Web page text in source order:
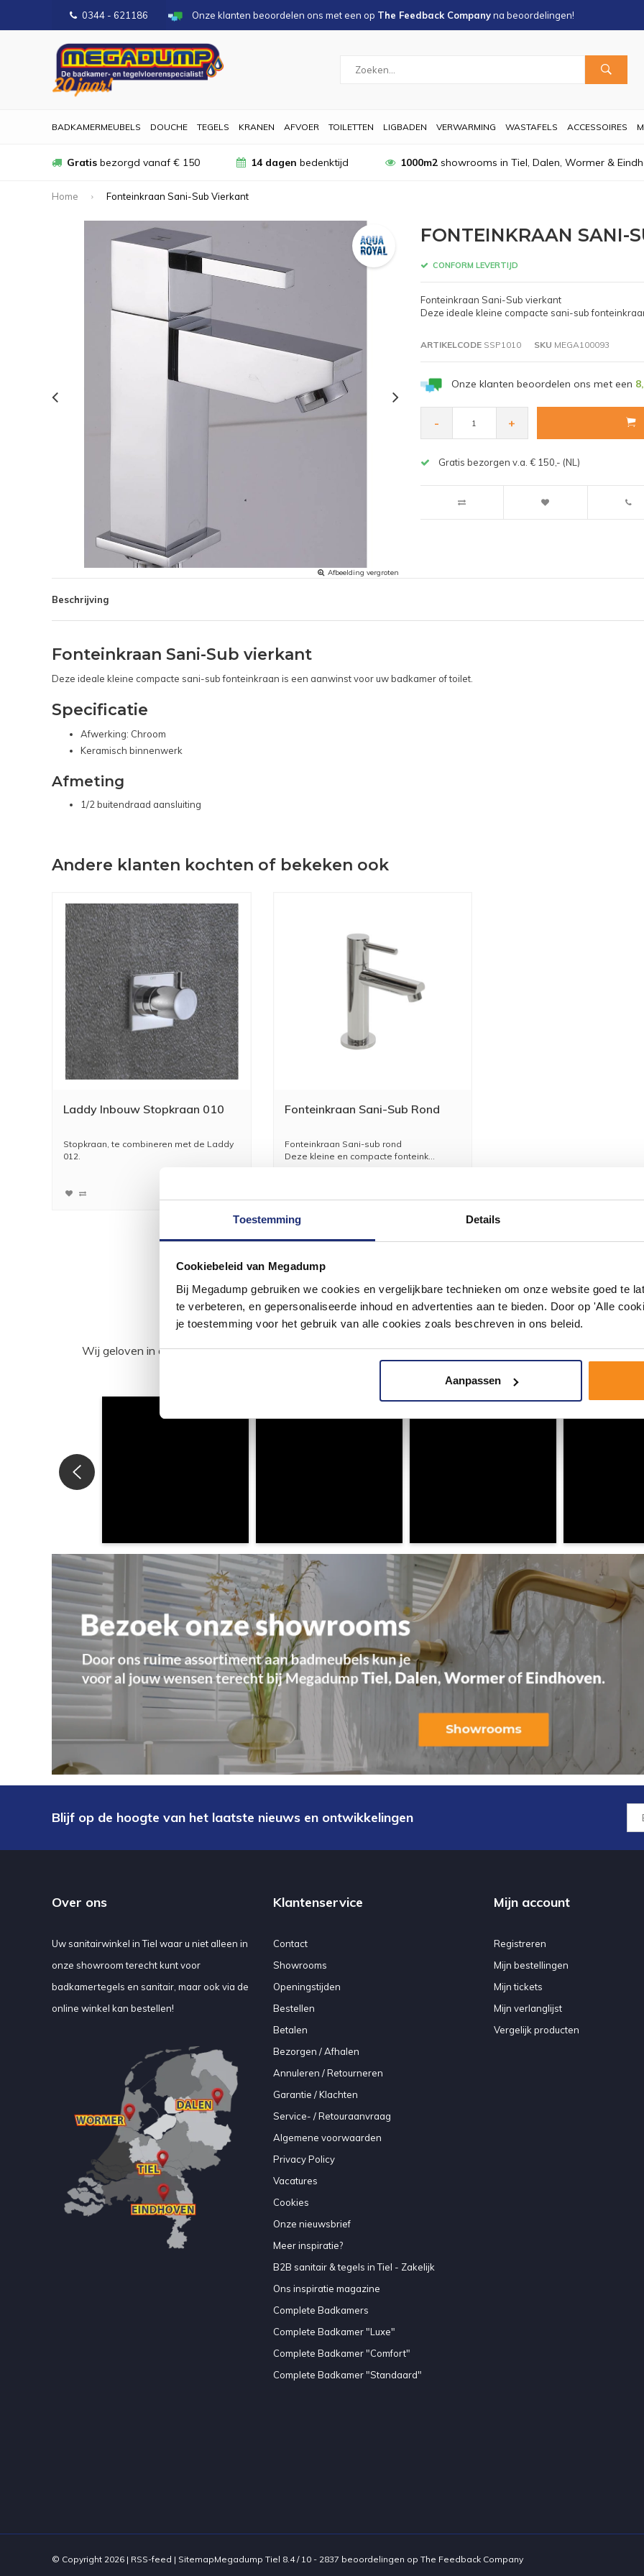
Toestemming Details
Cookiebeleid van Megadump
Bij Megadump gebruiken we cookies en vergelijkbare technieken om onze website goed te
te verbeteren, en gepersonaliseerde inhoud en advertenties aan te bieden. Door op 'Alle
je toestemming voor het gebruik van alle cookies zoals beschreven in ons beleid.
Aanpassen
0344 - 621186 Onze klanten beoordelen ons met een op The Feedback Companyna beoordelingen!
BADKAMERMEUBELS DOUCHE TEGELS KRANEN AFVOER TOILETTEN LIGBADEN VERWARMING WASTAFELS ACCESSOIRES
Gratis bezorgd vanaf € 150 14 dagen bedenktijd 1000m2showrooms in Tiel, Dalen, Wormer &
Home Fonteinkraan Sani-Sub Vierkant
Afbeelding vergroten
FONTEINKRAAN SANI-
CONFORM LEVERTIJD
Fonteinkraan Sani-Sub vierkant
Deze ideale kleine compacte sani-sub
ARTIKELCODESSP1010 SKU MEGA100093
Onze klanten beoordelen ons met een
- +
Gratis bezorgen v.a. € 150,- (NL)
Beschrijving
Fonteinkraan Sani-Sub vierkant
Deze ideale kleine compacte sani-sub fonteinkraan is een aanwinst voor uw badkamer of toilet.
Specificatie
Afwerking: Chroom
Keramisch binnenwerk
Afmeting
1/2 buitendraad aansluiting
Andere klanten kochten of bekeken ook
Laddy Inbouw Stopkraan 010
Stopkraan, te combineren met de Laddy
012.
Fonteinkraan Sani-Sub Rond
Fonteinkraan Sani-sub rond
Deze kleine en compacte fonteink...
#mijndroombadkamer
Wij geloven in de kracht van delen. Deel jouw badkamer op Instagram met #mijndroombadkamer en tag
omgeving vol met unieke badkamerstijlen. Doe je mee?
Blijf op de hoogte van het laatste nieuws en ontwikkelingen
Over ons
Uw sanitairwinkel in Tiel waar u niet alleen in
onze showroom terecht kunt voor
badkamertegels en sanitair, maar ook via de
online winkel kan bestellen!
Klantenservice
Contact
Showrooms
Openingstijden
Bestellen
Betalen
Bezorgen / Afhalen
Annuleren / Retourneren
Garantie / Klachten
Service- / Retouraanvraag
Algemene voorwaarden
Privacy Policy
Vacatures
Cookies
Onze nieuwsbrief
Meer inspiratie?
B2B sanitair & tegels in Tiel - Zakelijk
Ons inspiratie magazine
Complete Badkamers
Complete Badkamer "Luxe"
Complete Badkamer "Comfort"
Complete Badkamer "Standaard"
Mijn account
Registreren
Mijn bestellingen
Mijn tickets
Mijn verlanglijst
Vergelijk producten
© Copyright 2026 | RSS-feed | SitemapMegadump Tiel 8.4/ 10 - 2837 beoordelingen op The Feedback Company